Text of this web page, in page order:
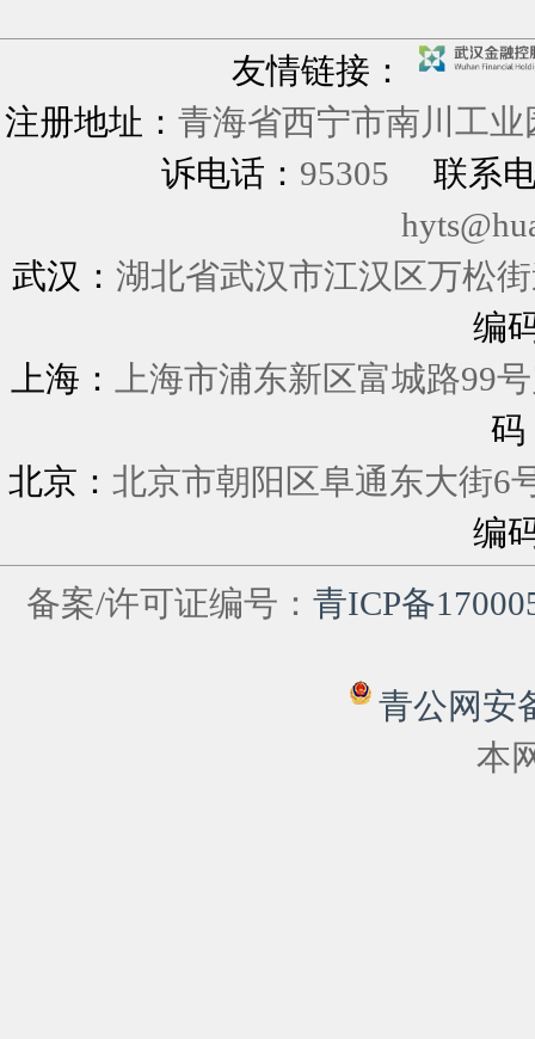
友情链接：
注册地址： 青海省西宁市南川工
诉电话： 95305
联系
武汉： 湖北省武汉市江汉区万松
编
上海：
上海市浦东新区富
码
北京： 北京市朝阳区阜通东大
编
备案/许可证编号： 青ICP备
青公网安
本